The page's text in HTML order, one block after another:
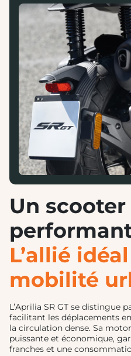
Un
L’allié
mobilité
L’Aprilia SR GT se distingue
facilitant les déplacements
la circulation dense. Sa
puissante et économique,
franches et une